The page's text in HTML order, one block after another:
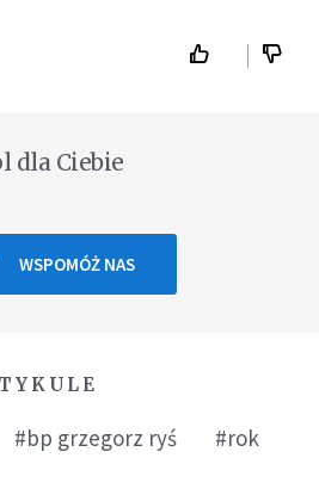
dla Ciebie
WSPOMÓŻ NAS
#bp grzegorz ryś
#rok